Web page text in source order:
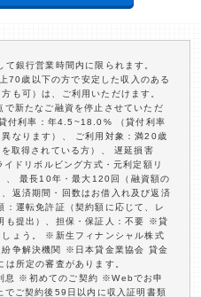
銀行営業時間内に限られます。
70歳以下の方で安定した収入のある
も可）は、ご利用いただけます。
新たなご融資を停止させていただ
付利率：年4.5~18.0% （貸付利率
なります）、 ご利用対象：満20歳
取得されている方）、 遅延損害
ドリボルビング方式・元利定額リ
、 最長10年・最大120回（融資額の
返済期間・回数はお借入れ及び返済
運転免許証（契約額に応じて、レ
も提出）、担保・保証人：不要 ※貸
ょう。 ※新生フィナンシャル株式
争解決機関 ※日本貸金業協会 貸金
所定の審査があります。
息 ※初めてのご契約 ※Webでお申
ご契約後59日以内に収入証明書類